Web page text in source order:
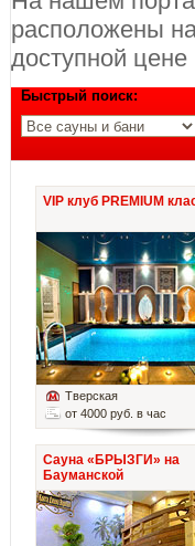
расположены
доступной
Быстрый поиск:
VIP клуб PREMIUM
Тверская
от 4000 руб. в час
Сауна «БРЫЗГИ» на
Бауманской